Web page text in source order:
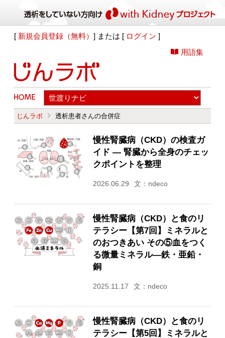
[ 新規会員登録（無料）] または [ ログイン ]
用語集
じんラボ 透析患者さんの合併症
慢性腎臓病（CKD）の検査ガ
イド ― 腎臓から全身のチェッ
クポイントを整理
2026.06.29 文：ndeco
慢性腎臓病（CKD）と食のリ
テラシー【第7回】ミネラルと
のおつきあい その⑤血をつく
る微量ミネラル―鉄・亜鉛・
銅
2025.11.17 文：ndeco
慢性腎臓病（CKD）と食のリ
テラシー【第5回】ミネラルと